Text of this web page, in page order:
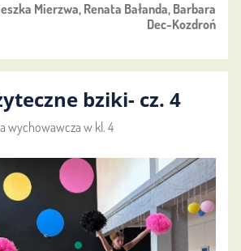
Mierzwa, Renata Bałanda, Barbara
Dec-Kozdroń
bziki- cz. 4
wychowawcza w kl. 4